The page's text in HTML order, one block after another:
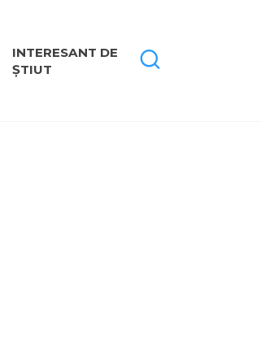
INTERESANT DE
ȘTIUT